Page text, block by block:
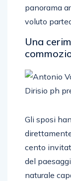
panorama
voluto
Una
Gli sposi
cento
del
naturale